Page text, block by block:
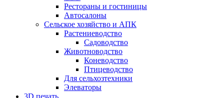
Рестораны и гостиницы
Автосалоны
Сельское хозяйство и АПК
Растениеводство
Садоводство
Животноводство
Коневодство
Птицеводство
Для сельхозтехники
Элеваторы
3D печать